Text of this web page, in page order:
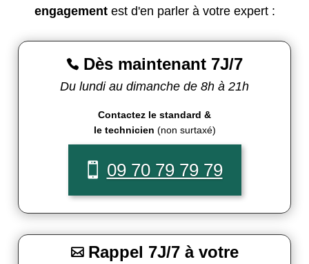
engagementest d'en parler à votre expert :
 Dès maintenant 7J/7
Du lundi au dimanche de 8h à 21h
Contactez le standard &
le technicien (non surtaxé)
09 70 79 79 79
Rappel 7J/7 à votre